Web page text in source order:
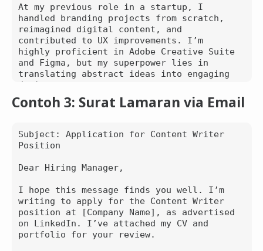
approach and global client base.
I would welcome the opportunity to
further discuss how my background,
skills, and certifications align with the
needs of your team. Thank you for
considering my application.
Sincerely,
[Your Name]
At my previous role in a startup, I
handled branding projects from scratch,
reimagined digital content, and
contributed to UX improvements. I’m
highly proficient in Adobe Creative Suite
and Figma, but my superpower lies in
translating abstract ideas into engaging
designs.
I’d love to chat and maybe show you how I
Shall we?
Warm regards,
Aulia Putri
[Phone] | [Email] | [Portfolio URL]
Contoh 3: Surat Lamaran via Email
Subject: Application for Content Writer
Position
Dear Hiring Manager,
I hope this message finds you well. I’m
writing to apply for the Content Writer
position at [Company Name], as advertised
on LinkedIn. I’ve attached my CV and
portfolio for your review.